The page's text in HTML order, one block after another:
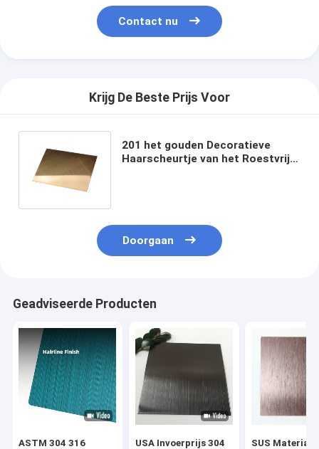
Contact nu
Krijg De Beste Prijs Voor
201 het gouden Decoratieve
Haarscheurtje van het Roestvrij
Doorgaan
Geadviseerde Producten
ASTM 304 316
USA Invoerprijs 304
SUS